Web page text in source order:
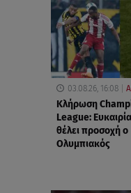
03.08.26, 16:08
Κλήρωση
League:
θέλει προσοχή ο
Ολυμπιακός